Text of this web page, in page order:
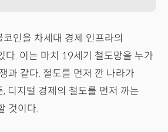
인을 차세대 경제 인프라의
다. 이는 마치 19세기 철도망을 누가
과 같다. 철도를 먼저 깐 나라가
디지털 경제의 철도를 먼저 까는
것이다.